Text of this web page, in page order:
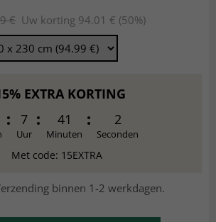
€ Uw korting 94.01 € (50%)
EXTRA KORTING
7
Uur
40
Minuten
60
Seconden
Met code: 15EXTRA
binnen 1-2 werkdagen.